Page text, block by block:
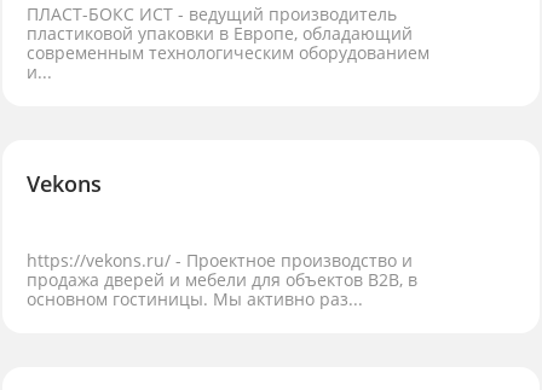
ПЛАСТ-БОКС ИСТ - ведущий производитель
пластиковой упаковки в Европе, обладающий
современным технологическим оборудованием
и...
Vekons
https://vekons.ru/ - Проектное производство и
продажа дверей и мебели для объектов B2B, в
основном гостиницы. Мы активно раз...